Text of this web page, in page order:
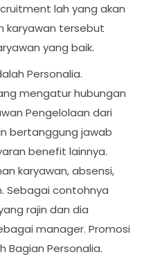
lah yang akan
karyawan tersebut
yang baik.
Personalia.
mengatur hubungan
Pengelolaan dari
bertanggung jawab
benefit lainnya.
karyawan, absensi,
Sebagai contohnya
rajin dan dia
manager. Promosi
Bagian Personalia.